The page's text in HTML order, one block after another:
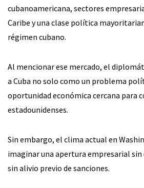
cubanoamericana, sectores
Caribe y una clase política
régimen cubano.
Al mencionar ese mercado, el
a Cuba no solo como un problema
oportunidad económica cercana para
estadounidenses.
Sin embargo, el clima actual en
imaginar una apertura empresarial
sin alivio previo de sanciones.